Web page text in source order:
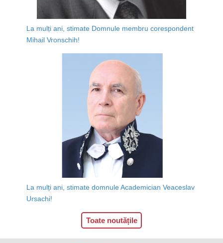
La mulți ani, stimate Domnule membru corespondent
Mihail Vronschih!
La mulți ani, stimate domnule Academician Veaceslav
Ursachi!
Toate noutățile